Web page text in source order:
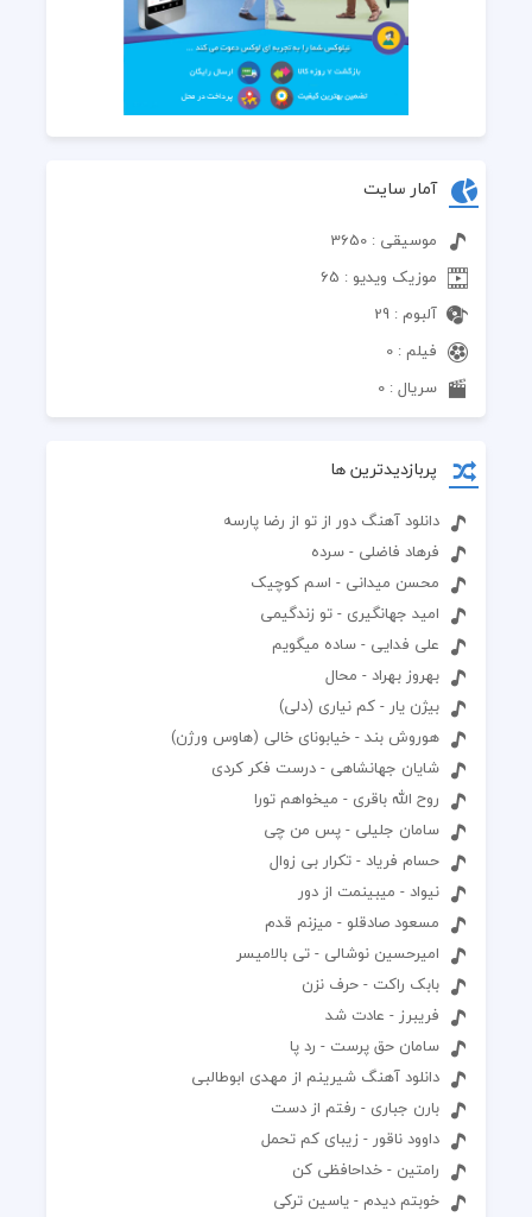
آمار سایت
موسیقی : 3650
موزیک ویدیو : 65
آلبوم : 29
فیلم : 0
سریال : 0
پربازدیدترین ها
دانلود آهنگ دور از تو از رضا پارسه
فرهاد فاضلی - سرده
محسن میدانی - اسم کوچیک
امید جهانگیری - تو زندگیمی
علی فدایی - ساده میگویم
بهروز بهراد - محال
بیژن یار - کم نیاری (دلی)
هوروش بند - خیابونای خالی (هاوس ورژن)
شایان جهانشاهی - درست فکر کردی
روح الله باقری - میخواهم تورا
سامان جلیلی - پس من چی
حسام فریاد - تکرار بی زوال
نیواد - میبینمت از دور
مسعود صادقلو - میزنم قدم
امیرحسین نوشالی - تی بالامیسر
بابک راکت - حرف نزن
فریبرز - عادت شد
سامان حق پرست - رد پا
دانلود آهنگ شیرینم از مهدی ابوطالبی
بارن جباری - رفتم از دست
داوود ناقور - زيباى كم تحمل
رامتین - خداحافظی کن
خوبتم دیدم - یاسین ترکی